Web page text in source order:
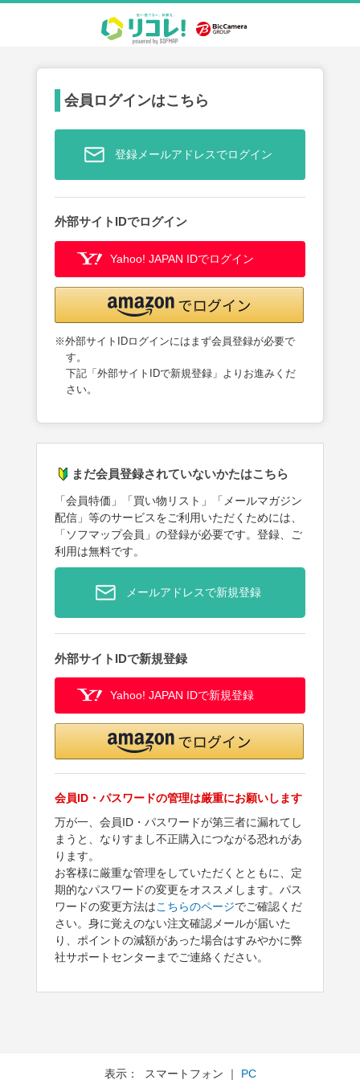
会員ログインはこちら
登録メールアドレスでログイン
外部サイトIDでログイン
Yahoo! JAPAN IDでログイン
※外部サイトIDログインにはまず会員登録が必要で
す。
下記「外部サイトIDで新規登録」よりお進みくだ
さい。
まだ会員登録されていないかたはこちら
「会員特価」「買い物リスト」「メールマガジン
配信」等のサービスをご利用いただくためには、
「ソフマップ会員」の登録が必要です。登録、ご
利用は無料です。
メールアドレスで新規登録
外部サイトIDで新規登録
Yahoo! JAPAN IDで新規登録
会員ID・パスワードの管理は厳重にお願いします
万が一、会員ID・パスワードが第三者に漏れてし
まうと、なりすまし不正購入につながる恐れがあ
ります。
お客様に厳重な管理をしていただくとともに、定
期的なパスワードの変更をオススメします。パス
ワードの変更方法はこちらのページでご確認くだ
さい。身に覚えのない注文確認メールが届いた
り、ポイントの減額があった場合はすみやかに弊
社サポートセンターまでご連絡ください。
表示： スマートフォン ｜ PC